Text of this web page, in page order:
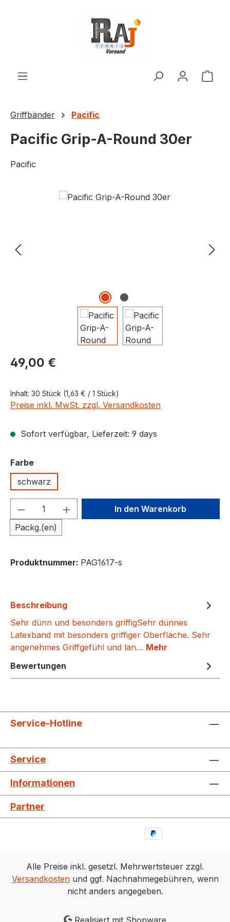
Griffbänder Pacific
Pacific Grip-A-Round 30er
Pacific
Regulärer Preis:
49,00 €
Inhalt: 30 Stück (1,63 € / 1 Stück)
Preise inkl. MwSt. zzgl. Versandkosten
Sofort verfügbar, Lieferzeit: 9 days
Farbeauswählen
schwarz
Produkt Anzahl: Gib den
Packg.(en)
In den Warenkorb
Produktnummer: PAG1617-s
Beschreibung
Sehr dünn und besonders griffigSehr dünnes
Latexband mit besonders griffiger Oberfläche. Sehr
angenehmes Griffgefühl und lan… Mehr
Bewertungen
Service-Hotline
Service
Informationen
Partner
Alle Preise inkl. gesetzl. Mehrwertsteuer zzgl.
Versandkostenund ggf. Nachnahmegebühren, wenn
nicht anders angegeben.
Realisiert mit Shopware